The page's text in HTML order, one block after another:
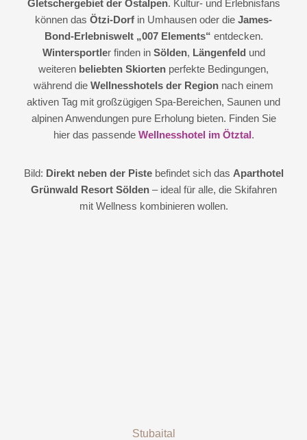
Gletschergebiet der Ostalpen. Kultur- und Erlebnisfans
können das Ötzi-Dorf in Umhausen oder die James-
Bond-Erlebniswelt „007 Elements“ entdecken.
Wintersportler finden in Sölden, Längenfeld und
weiteren beliebten Skiorten perfekte Bedingungen,
während die Wellnesshotels der Region nach einem
aktiven Tag mit großzügigen Spa-Bereichen, Saunen und
alpinen Anwendungen pure Erholung bieten. Finden Sie
hier das passende Wellnesshotel im Ötztal.
Bild: Direkt neben der Pistebefindet sich das Aparthotel
Grünwald Resort Sölden– ideal für alle, die Skifahren
mit Wellness kombinieren wollen.
Stubaital